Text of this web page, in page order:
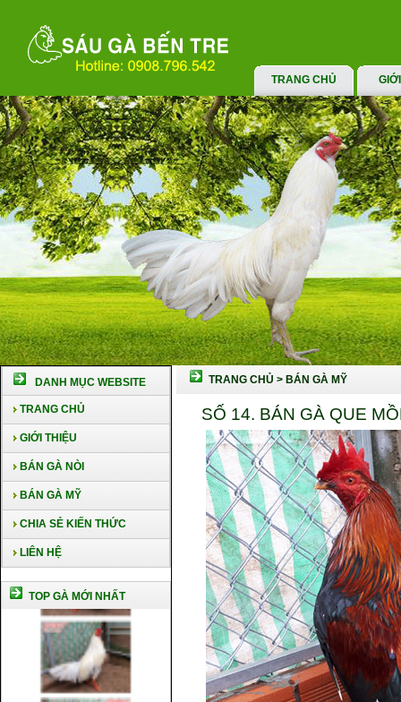
TRANG CHỦ
DANH MỤC WEBSITE
TRANG CHỦ
GIỚI THIỆU
BÁN GÀ NÒI
BÁN GÀ MỸ
CHIA SẺ KIẾN THỨC
LIÊN HỆ
TOP GÀ MỚI NHẤT
TRANG CHỦ > BÁN GÀ MỸ
SỐ 14. BÁN GÀ QUE